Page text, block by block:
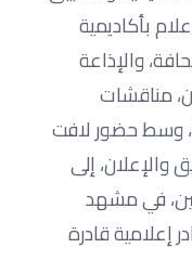
بأكاديمية
والإذاعة
مناقشات
وسط حضور لافت
والإعلان، إلى
في مشهد
إعلامية قادرة